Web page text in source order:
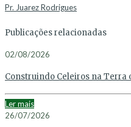
Pr. Juarez Rodrigues
Publicações relacionadas
02/08/2026
Construindo Celeiros na Terra
Ler mais
26/07/2026